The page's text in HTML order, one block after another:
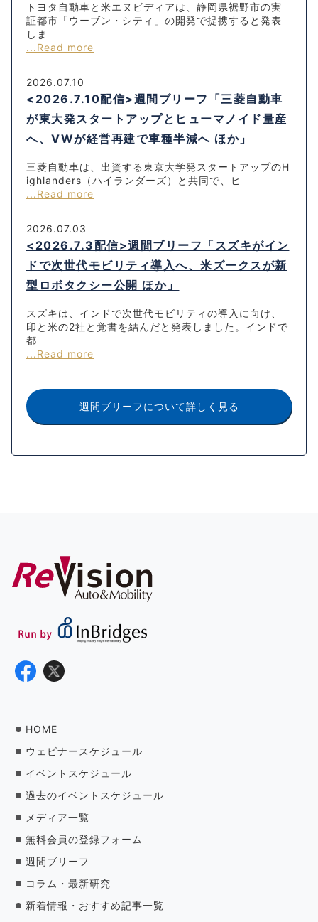
トヨタ自動車と米エヌビディアは、静岡県裾野市の実
証都市「ウーブン・シティ」の開発で提携すると発表
しま
...Read more
2026.07.10
<2026.7.10配信>週間ブリーフ「三菱自動車
が東大発スタートアップとヒューマノイド量産
へ、VWが経営再建で車種半減へ ほか」
三菱自動車は、出資する東京大学発スタートアップのH
ighlanders（ハイランダーズ）と共同で、ヒ
...Read more
2026.07.03
<2026.7.3配信>週間ブリーフ「スズキがイン
ドで次世代モビリティ導入へ、米ズークスが新
型ロボタクシー公開 ほか」
スズキは、インドで次世代モビリティの導入に向け、
印と米の2社と覚書を結んだと発表しました。インドで
都
...Read more
週間ブリーフについて詳しく見る
HOME
ウェビナースケジュール
イベントスケジュール
過去のイベントスケジュール
メディア一覧
無料会員の登録フォーム
週間ブリーフ
コラム・最新研究
新着情報・おすすめ記事一覧